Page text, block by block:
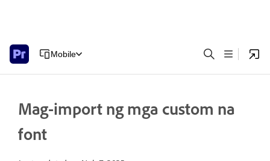
Mobile
Mag-import ng mga custom na
font